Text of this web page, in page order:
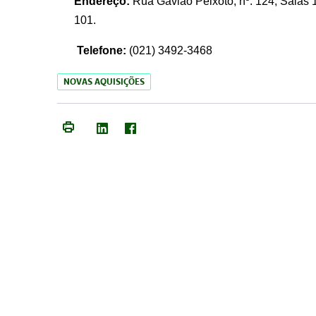
101.
Telefone: (021) 3492-3468
NOVAS AQUISIÇÕES